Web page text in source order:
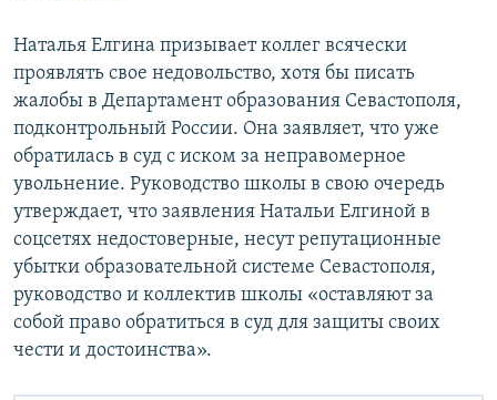
Наталья Елгина призывает коллег всячески
проявлять свое недовольство, хотя бы писать
жалобы в Департамент образования Севастополя,
подконтрольный России. Она заявляет, что уже
обратилась в суд с иском за неправомерное
увольнение. Руководство школы в свою очередь
утверждает, что заявления Натальи Елгиной в
соцсетях недостоверные, несут репутационные
убытки образовательной системе Севастополя,
руководство и коллектив школы «оставляют за
собой право обратиться в суд для защиты своих
чести и достоинства».